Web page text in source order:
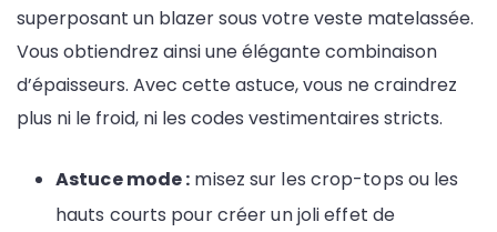
superposant un blazer sous votre veste matelassée.
Vous obtiendrez ainsi une élégante combinaison
d’épaisseurs. Avec cette astuce, vous ne craindrez
plus ni le froid, ni les codes vestimentaires stricts.
Astuce mode : misez sur les crop-tops ou les
hauts courts pour créer un joli effet de